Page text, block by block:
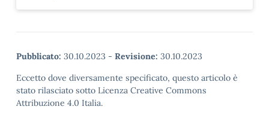
Pubblicato: 30.10.2023 - Revisione: 30.10.2023
Eccetto dove diversamente specificato, questo articolo è
stato rilasciato sotto Licenza Creative Commons
Attribuzione 4.0 Italia.